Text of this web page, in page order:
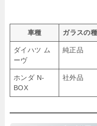
車種 ガラスの
ダイハツ ム
ーヴ
純正品
ホンダ N-
BOX
社外品